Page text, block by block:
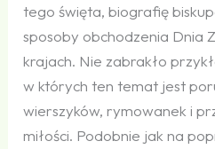
tego święta, biografię
sposoby obchodzenia Dnia
krajach. Nie zabrakło
w których ten temat jest
wierszyków, rymowanek i
miłości. Podobnie jak na